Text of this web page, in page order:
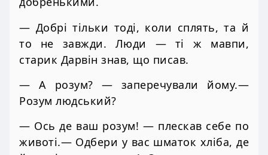
— Добрі тільки тоді, коли сплять, та й
то не завжди. Люди — ті ж мавпи,
старик Дарвін знав, що писав.
— А розум? — заперечували йому.—
Розум людський?
— Ось де ваш розум! — плескав себе по
животі.— Одбери у вас шматок хліба, де